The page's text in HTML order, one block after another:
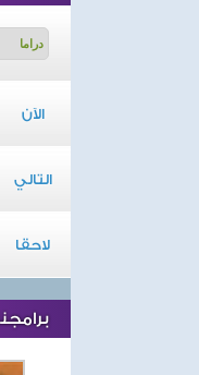
الآن
التالي
لاحقا